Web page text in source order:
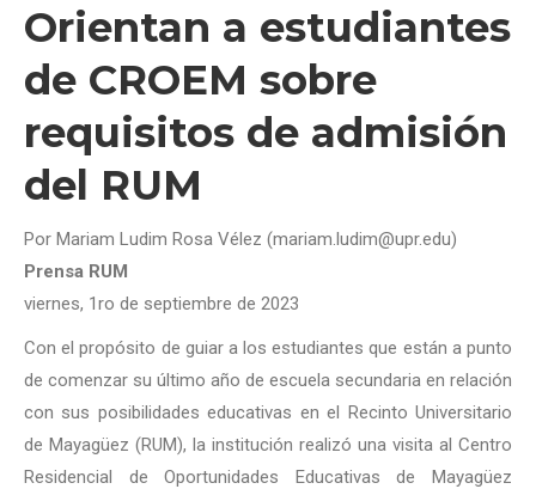
Orientan a estudiantes
de CROEM sobre
requisitos de admisión
del RUM
Por Mariam Ludim Rosa Vélez (mariam.ludim@upr.edu)
Prensa RUM
viernes, 1ro de septiembre de 2023
Con el propósito de guiar a los estudiantes que están a punto
de comenzar su último año de escuela secundaria en relación
con sus posibilidades educativas en el Recinto Universitario
de Mayagüez (RUM), la institución realizó una visita al Centro
Residencial de Oportunidades Educativas de Mayagüez